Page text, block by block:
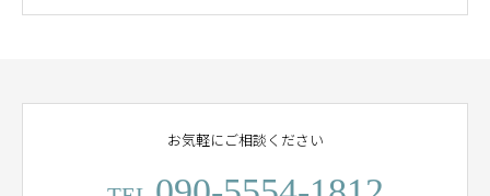
お気軽にご相談ください